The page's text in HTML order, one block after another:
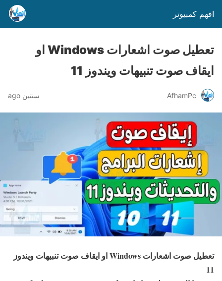
افهم كمبيوتر
تعطيل صوت اشعارات Windows او
ايقاف صوت تنبيهات ويندوز 11
AfhamPc سنتين ago
تعطيل صوت اشعارات Windows او ايقاف صوت تنبيهات ويندوز
11